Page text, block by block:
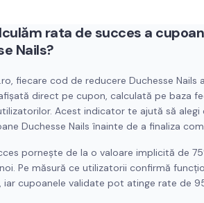
rata de succes a
Nails?
fiecare cod de reducere Duchesse Nails
direct pe cupon, calculată pe baza
Acest indicator te ajută să alegi
Duchesse Nails înainte de a finaliza
pornește de la o valoare implicită de
Pe măsură ce utilizatorii confirmă
iar cupoanele validate pot atinge rate de